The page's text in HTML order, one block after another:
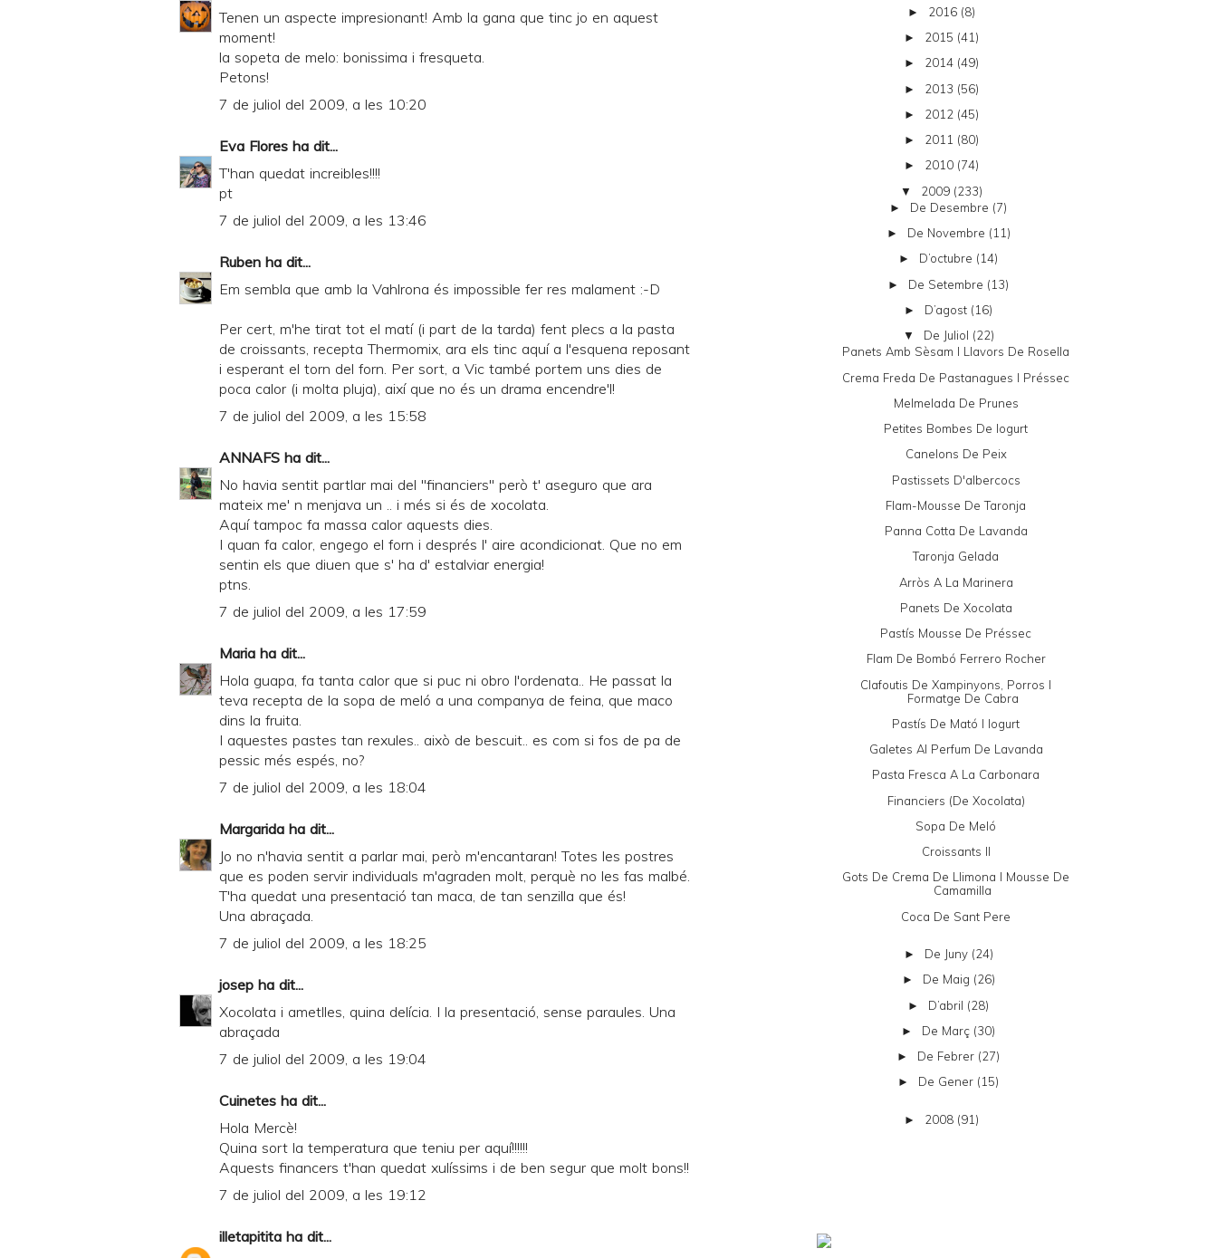
Tenen un aspecte impresionant! Amb la gana que tinc jo en aquest
moment!
la sopeta de melo: bonissima i fresqueta.
Petons!
7 de juliol del 2009, a les 10:20
Eva Flores ha dit...
T'han quedat increibles!!!!
pt
7 de juliol del 2009, a les 13:46
Ruben ha dit...
Em sembla que amb la Vahlrona és impossible fer res malament :-D
Per cert, m'he tirat tot el matí (i part de la tarda) fent plecs a la pasta
de croissants, recepta Thermomix, ara els tinc aquí a l'esquena reposant
i esperant el torn del forn. Per sort, a Vic també portem uns dies de
poca calor (i molta pluja), així que no és un drama encendre'l!
7 de juliol del 2009, a les 15:58
ANNAFS ha dit...
No havia sentit partlar mai del "financiers" però t' aseguro que ara
mateix me' n menjava un .. i més si és de xocolata.
Aquí tampoc fa massa calor aquests dies.
I quan fa calor, engego el forn i després l' aire acondicionat. Que no em
sentin els que diuen que s' ha d' estalviar energia!
ptns.
7 de juliol del 2009, a les 17:59
Maria ha dit...
Hola guapa, fa tanta calor que si puc ni obro l'ordenata.. He passat la
teva recepta de la sopa de meló a una companya de feina, que maco
dins la fruita.
I aquestes pastes tan rexules.. això de bescuit.. es com si fos de pa de
pessic més espés, no?
7 de juliol del 2009, a les 18:04
Margarida ha dit...
Jo no n'havia sentit a parlar mai, però m'encantaran! Totes les postres
que es poden servir individuals m'agraden molt, perquè no les fas malbé.
T'ha quedat una presentació tan maca, de tan senzilla que és!
Una abraçada.
7 de juliol del 2009, a les 18:25
josep ha dit...
Xocolata i ametlles, quina delícia. I la presentació, sense paraules. Una
abraçada
7 de juliol del 2009, a les 19:04
Cuinetes ha dit...
Hola Mercè!
Quina sort la temperatura que teniu per aquí!!!!!!
Aquests financers t'han quedat xulíssims i de ben segur que molt bons!!
7 de juliol del 2009, a les 19:12
illetapitita ha dit...
► 2016 (8)
► 2015 (41)
► 2014 (49)
► 2013 (56)
► 2012 (45)
► 2011 (80)
► 2010 (74)
▼ 2009 (233)
► De Desembre (7)
► De Novembre (11)
► D’octubre (14)
► De Setembre (13)
► D’agost (16)
▼ De Juliol (22)
Panets Amb Sèsam I Llavors De Rosella
Crema Freda De Pastanagues I Préssec
Melmelada De Prunes
Petites Bombes De Iogurt
Canelons De Peix
Pastissets D'albercocs
Flam-Mousse De Taronja
Panna Cotta De Lavanda
Taronja Gelada
Arròs A La Marinera
Panets De Xocolata
Pastís Mousse De Préssec
Flam De Bombó Ferrero Rocher
Clafoutis De Xampinyons, Porros I
Formatge De Cabra
Pastís De Mató I Iogurt
Galetes Al Perfum De Lavanda
Pasta Fresca A La Carbonara
Financiers (de Xocolata)
Sopa De Meló
Croissants II
Gots De Crema De Llimona I Mousse De
Camamilla
Coca De Sant Pere
► De Juny (24)
► De Maig (26)
► D’abril (28)
► De Març (30)
► De Febrer (27)
► De Gener (15)
► 2008 (91)